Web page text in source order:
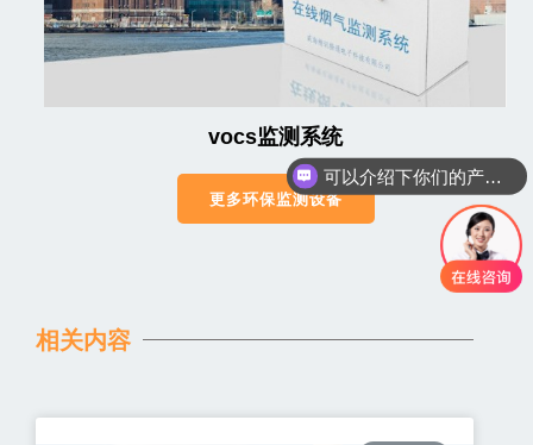
vocs监测系统
更多环保监测设备
相关内容
可以介绍下你们的产品么